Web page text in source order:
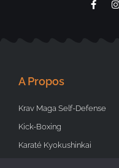
A Propos
Krav Maga Self-Defense
Kick-Boxing
Karaté Kyokushinkai